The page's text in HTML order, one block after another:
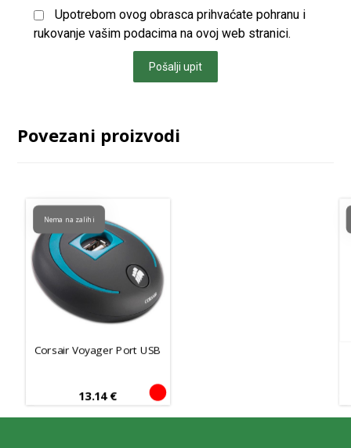
Upotrebom ovog obrasca prihvaćate pohranu i
rukovanje vašim podacima na ovoj web stranici.
Pošalji upit
Povezani proizvodi
Corsair Voyager Port USB
13.14 €
Nema na zalihi